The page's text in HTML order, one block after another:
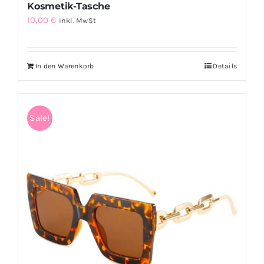
Kosmetik-Tasche
10,00€ inkl. MwSt
In den Warenkorb Details
Sale!